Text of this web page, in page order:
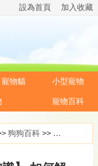
加入收藏
設為首頁
寵物貓 小型寵物
寵物百科
狗狗百科 >> 【羅福梗的喂養知識】 如何解決羅福梗的疾病